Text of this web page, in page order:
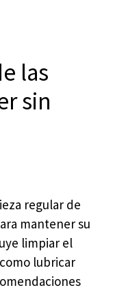
las
sin
regular de
mantener su
limpiar el
lubricar